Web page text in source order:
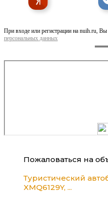
При входе или регистрации на nuih.ru, Вы
персональных данных
Пожаловаться на
Туристический
XMQ6129Y, ...